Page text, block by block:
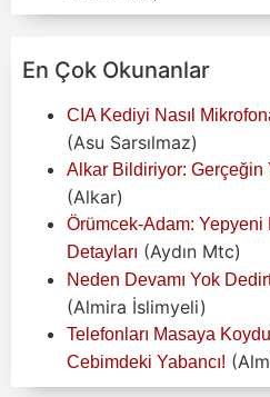
En Çok Okunanlar
CIA Kediyi Nasıl
(Asu Sarsılmaz)
Alkar Bildiriyor: Gerçeğin
(Alkar)
Örümcek-Adam:
Detayları (Aydın Mtc)
Neden Devamı Yok
(Almira İslimyeli)
Telefonları Masaya
Cebimdeki Yabancı!